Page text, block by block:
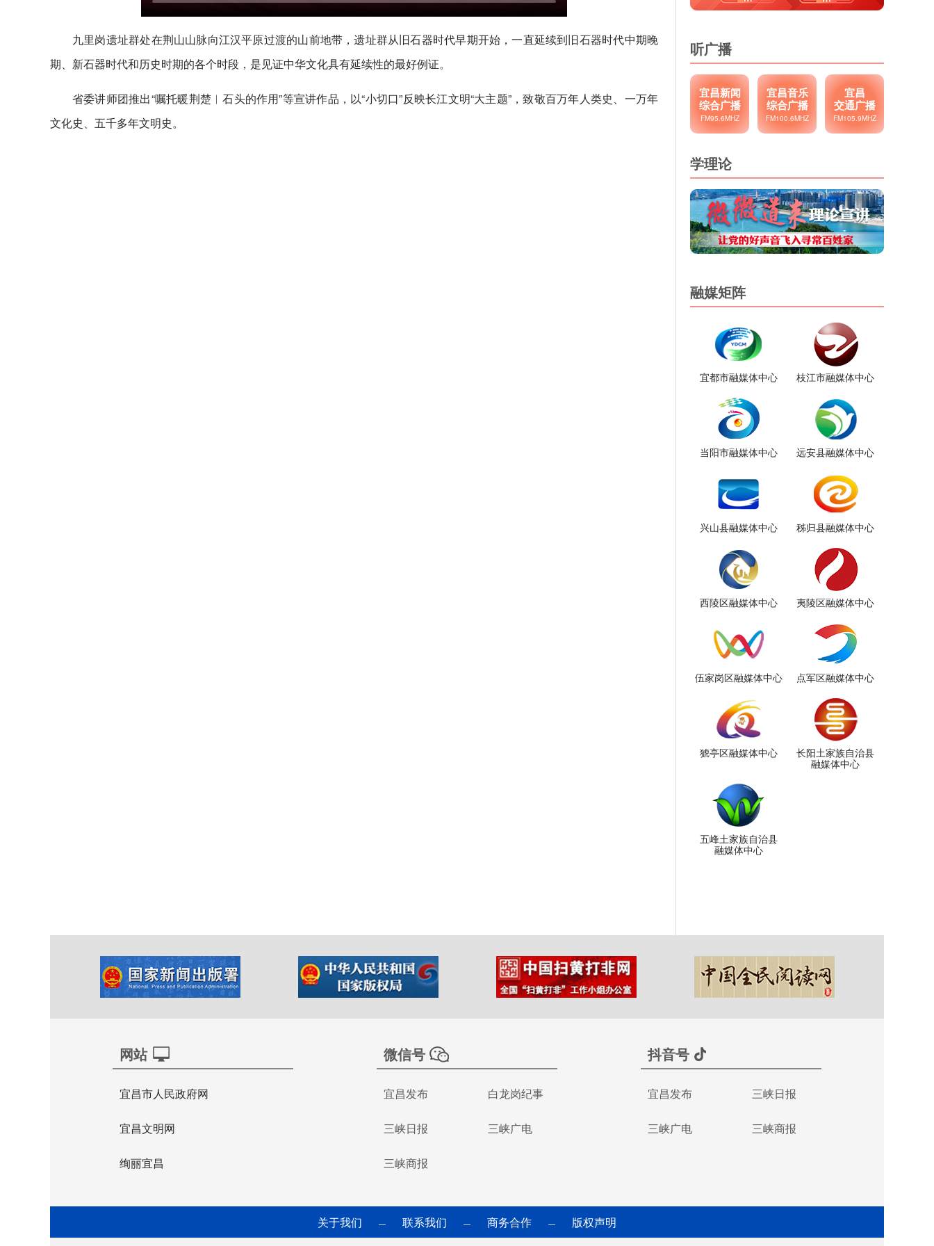
九里岗遗址群处在荆山山脉向江汉平原过渡的山前地带，遗址群从旧石器时代早期开始，一直延续到旧石器时代中期晚
期、新石器时代和历史时期的各个时段，是见证中华文化具有延续性的最好例证。
省委讲师团推出“嘱托暖荆楚︱石头的作用”等宣讲作品，以“小切口”反映长江文明“大主题”，致敬百万年人类史、一万年
文化史、五千多年文明史。
听广播
宜昌新闻
综合广播
FM95.6MHZ
宜昌音乐
综合广播
FM100.6MHZ
宜昌
交通广播
FM105.9MHZ
学理论
融媒矩阵
宜都市融媒体中心 枝江市融媒体中心
当阳市融媒体中心 远安县融媒体中心
兴山县融媒体中心 秭归县融媒体中心
西陵区融媒体中心 夷陵区融媒体中心
伍家岗区融媒体中心 点军区融媒体中心
猇亭区融媒体中心
长阳土家族自治县
融媒体中心
五峰土家族自治县
融媒体中心
网站
宜昌市人民政府网
宜昌文明网
绚丽宜昌
微信号
宜昌发布 白龙岗纪事
三峡日报 三峡广电
三峡商报
抖音号
宜昌发布 三峡日报
三峡广电 三峡商报
关于我们 — 联系我们 — 商务合作 — 版权声明